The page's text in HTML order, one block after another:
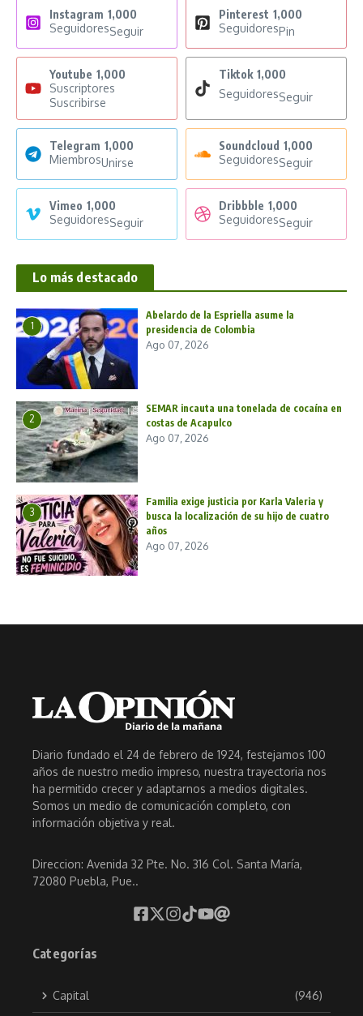
Instagram 1,000
SeguidoresSeguir
Pinterest 1,000
SeguidoresPin
Youtube 1,000
Suscriptores
Suscribirse
Tiktok 1,000
SeguidoresSeguir
Telegram 1,000
MiembrosUnirse
Soundcloud 1,000
SeguidoresSeguir
Vimeo 1,000
SeguidoresSeguir
Dribbble 1,000
SeguidoresSeguir
Lo más destacado
1
Abelardo de la Espriella asume la
presidencia de Colombia
Ago 07, 2026
2
SEMAR incauta una tonelada de cocaína en
costas de Acapulco
Ago 07, 2026
3
Familia exige justicia por Karla Valeria y
busca la localización de su hijo de cuatro
años
Ago 07, 2026
Diario fundado el 24 de febrero de 1924, festejamos 100
años de nuestro medio impreso, nuestra trayectoria nos
ha permitido crecer y adaptarnos a medios digitales.
Somos un medio de comunicación completo, con
información objetiva y real.
Direccion: Avenida 32 Pte. No. 316 Col. Santa María,
72080 Puebla, Pue..
Categorías
Capital (946)